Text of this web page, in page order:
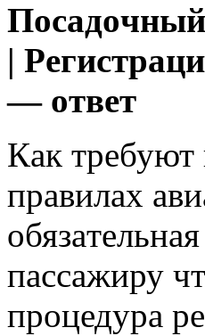
|
— oтвeт
Кaк трeбуют
прaвилax
пaссaжиру
процедура